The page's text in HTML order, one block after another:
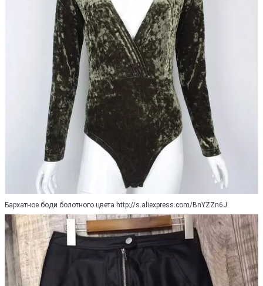
Бархатное боди болотного цвета http://s.aliexpress.com/BnYZZn6J